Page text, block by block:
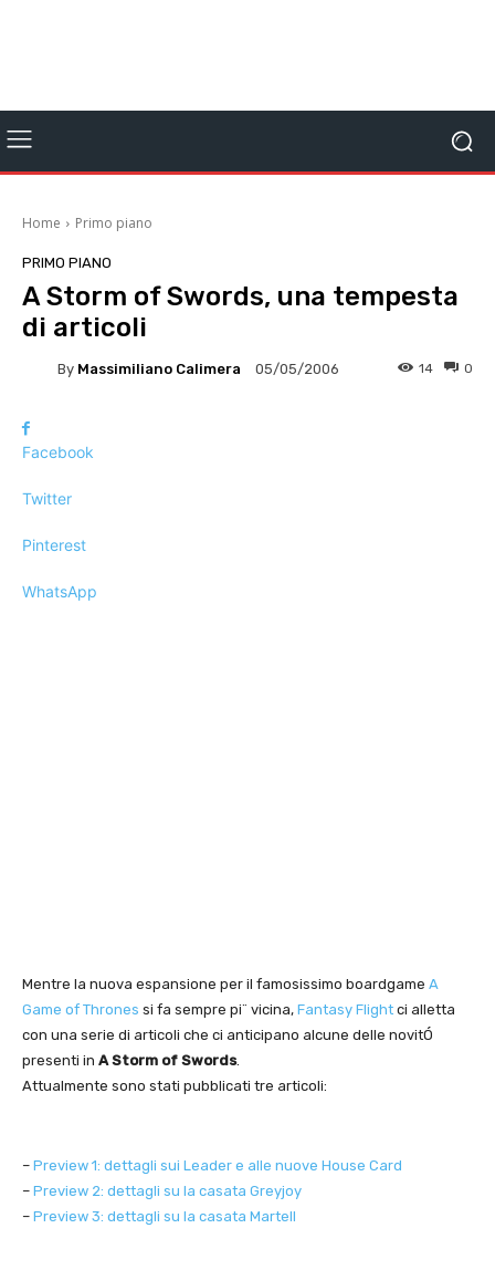
Home Primo piano
PRIMO PIANO
A Storm of Swords, una tempesta
di articoli
By Massimiliano Calimera 05/05/2006 0
14
Facebook
Twitter
Pinterest
WhatsApp
Mentre la nuova espansione per il famosissimo boardgame A
Game of Thrones si fa sempre pi¨ vicina, Fantasy Flight ci alletta
con una serie di articoli che ci anticipano alcune delle novitÓ
presenti in A Storm of Swords.
Attualmente sono stati pubblicati tre articoli:
– Preview 1: dettagli sui Leader e alle nuove House Card
– Preview 2: dettagli su la casata Greyjoy
– Preview 3: dettagli su la casata Martell